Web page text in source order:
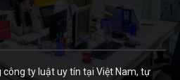
ty luật uy tín tại Việt Nam, tự